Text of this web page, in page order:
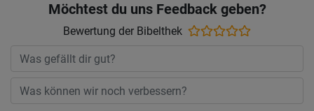
Möchtest du uns Feedback geben?
Bewertung der Bibelthek